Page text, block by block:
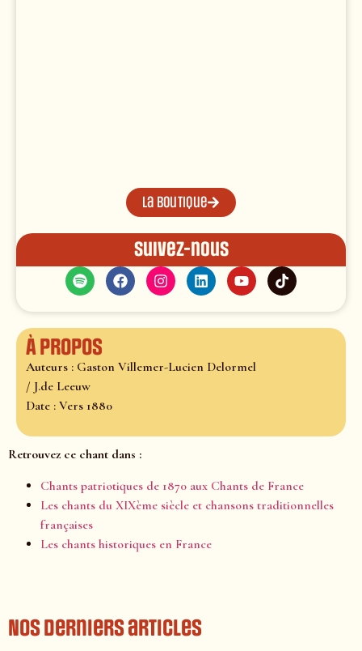
La boutique
Suivez-nous
À propos
Auteurs : Gaston Villemer-Lucien Delormel
/ J.de Leeuw
Date : Vers 1880
Retrouvez ce chant dans :
Chants patriotiques de 1870 aux Chants de France
Les chants du XIXème siècle et chansons traditionnelles
françaises
Les chants historiques en France
Nos derniers articles